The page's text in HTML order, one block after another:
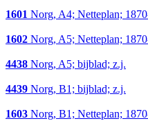
1601 Norg, A4; Netteplan;
1602 Norg, A5; Netteplan;
4438 Norg, A5; bijblad; z.j.
4439 Norg, B1; bijblad; z.j.
1603 Norg, B1; Netteplan;